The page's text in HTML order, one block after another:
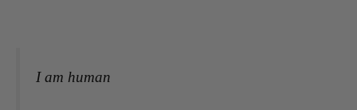
I am human